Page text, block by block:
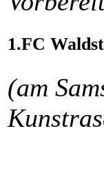
1.FC
(am